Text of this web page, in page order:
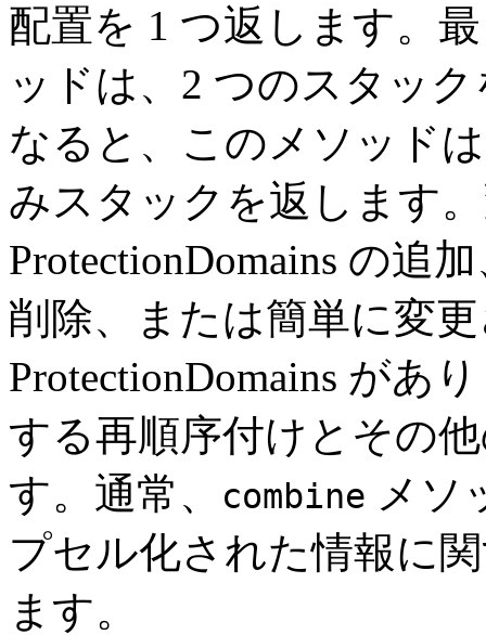
配置を 1 つ返します。
ッドは、2 つのスタッ
なると、このメソッド
みスタックを返します
ProtectionDomains の追
削除、または簡単に変
ProtectionDomains があ
する再順序付けとその
す。通常、
combine メソ
プセル化された情報に
ます。